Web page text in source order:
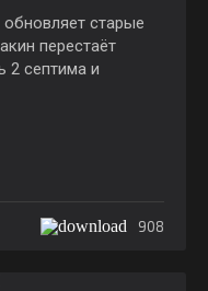
старые
перестаёт
2 септима и
908